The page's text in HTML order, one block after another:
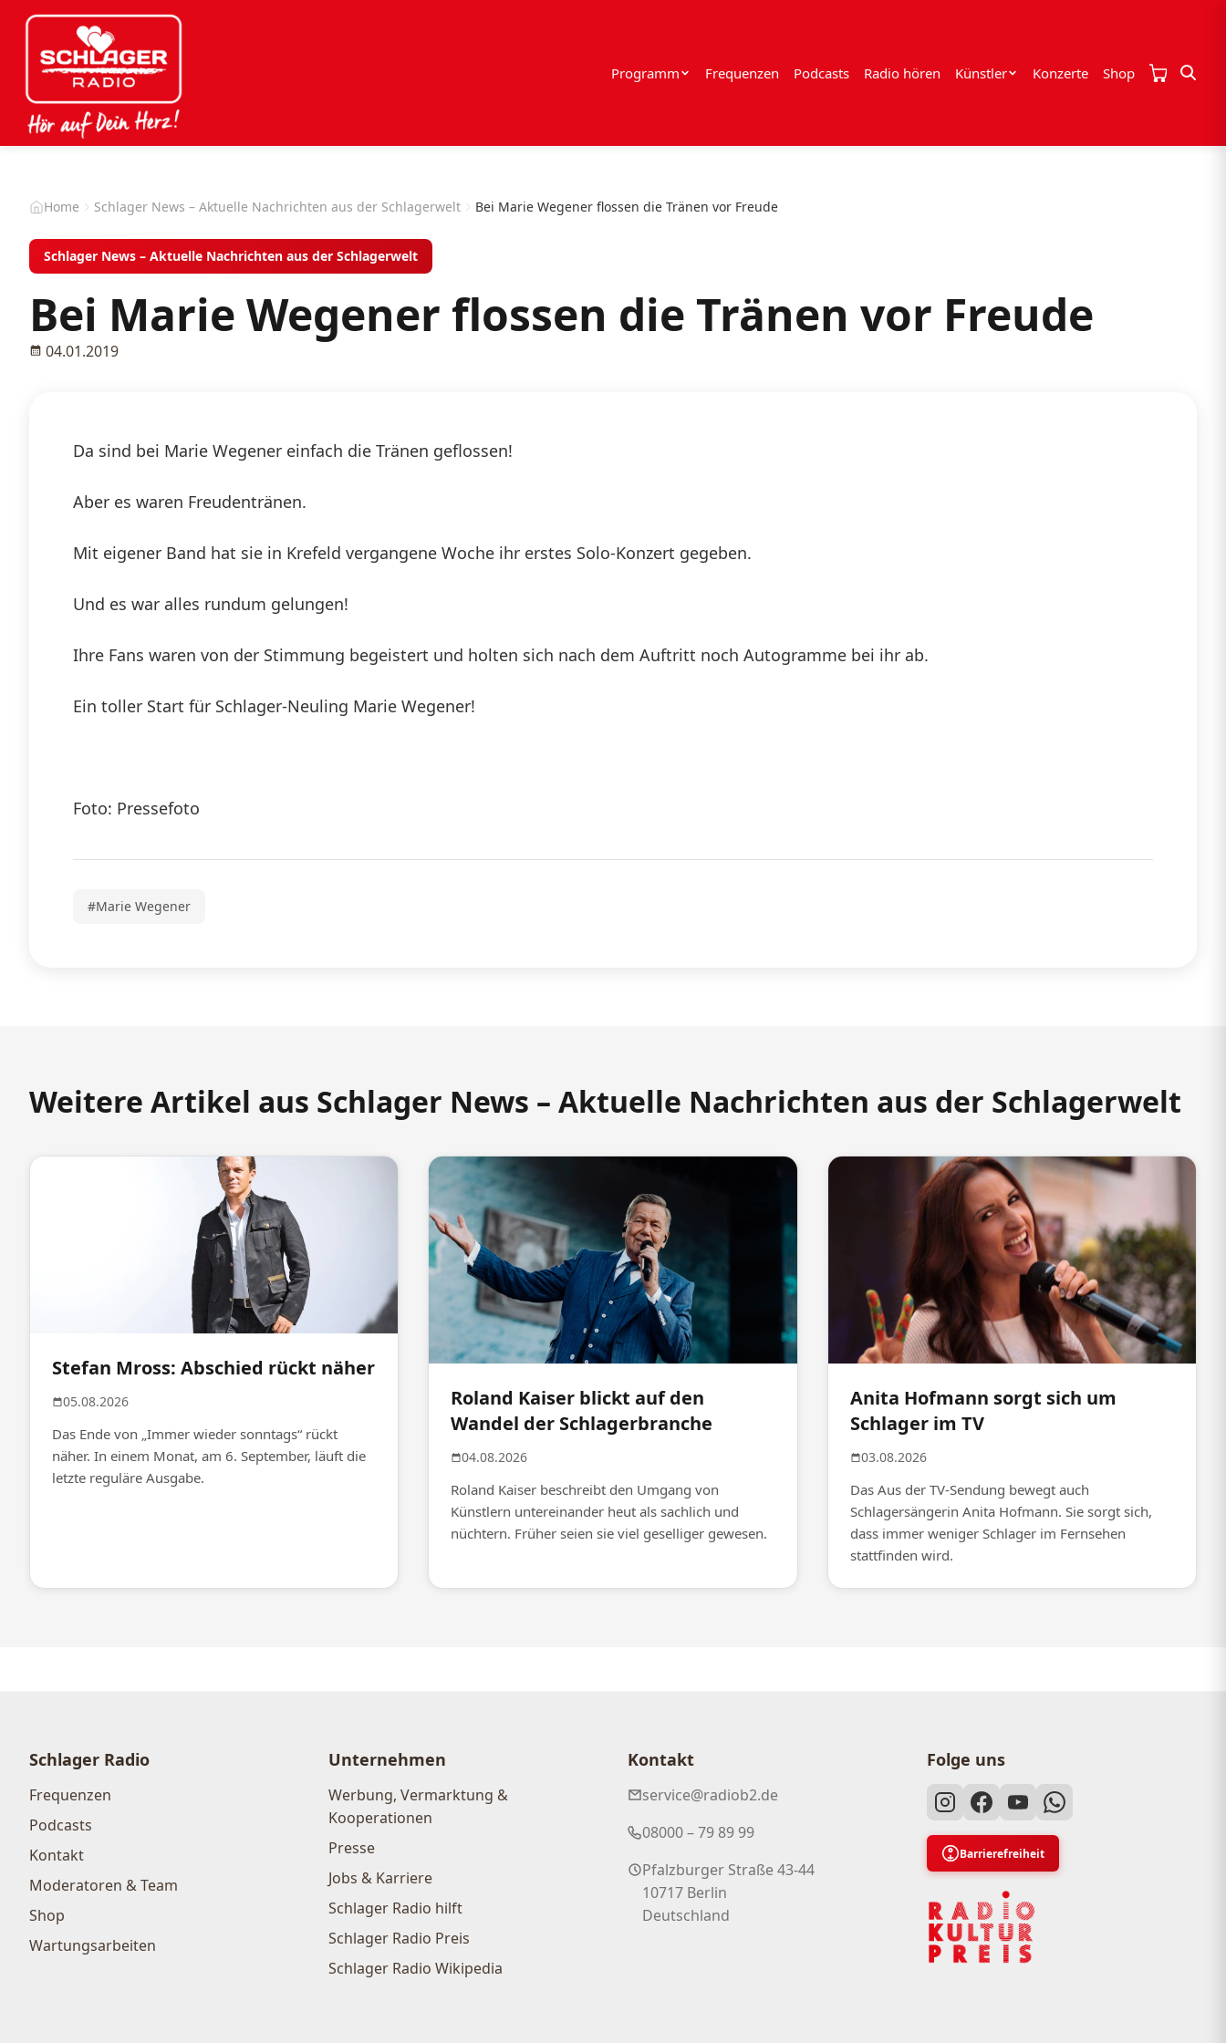
Programm Frequenzen Podcasts Radio hören Künstler Konzerte Shop
Home Schlager News – Aktuelle Nachrichten aus der Schlagerwelt Bei Marie Wegener flossen die Tränen vor Freude
Schlager News – Aktuelle Nachrichten aus der Schlagerwelt
Bei Marie Wegener flossen die Tränen vor Freude
04.01.2019
Da sind bei Marie Wegener einfach die Tränen geflossen!
Aber es waren Freudentränen.
Mit eigener Band hat sie in Krefeld vergangene Woche ihr erstes Solo-Konzert gegeben.
Und es war alles rundum gelungen!
Ihre Fans waren von der Stimmung begeistert und holten sich nach dem Auftritt noch Autogramme bei ihr ab.
Ein toller Start für Schlager-Neuling Marie Wegener!
Foto: Pressefoto
#Marie Wegener
Weitere Artikel aus Schlager News – Aktuelle Nachrichten aus der Schlagerwelt
Stefan Mross: Abschied rückt näher
05.08.2026
Das Ende von „Immer wieder sonntags“ rückt
näher. In einem Monat, am 6. September, läuft die
letzte reguläre Ausgabe.
Roland Kaiser blickt auf den
Wandel der Schlagerbranche
04.08.2026
Roland Kaiser beschreibt den Umgang von
Künstlern untereinander heut als sachlich und
nüchtern. Früher seien sie viel geselliger gewesen.
Anita Hofmann sorgt sich um
Schlager im TV
03.08.2026
Das Aus der TV-Sendung bewegt auch
Schlagersängerin Anita Hofmann. Sie sorgt sich,
dass immer weniger Schlager im Fernsehen
stattfinden wird.
Schlager Radio
Frequenzen
Podcasts
Kontakt
Moderatoren & Team
Shop
Wartungsarbeiten
Unternehmen
Werbung, Vermarktung &
Kooperationen
Presse
Jobs & Karriere
Schlager Radio hilft
Schlager Radio Preis
Schlager Radio Wikipedia
Kontakt
service@radiob2.de
08000 – 79 89 99
Pfalzburger Straße 43-44
10717 Berlin
Deutschland
Folge uns
Barrierefreiheit